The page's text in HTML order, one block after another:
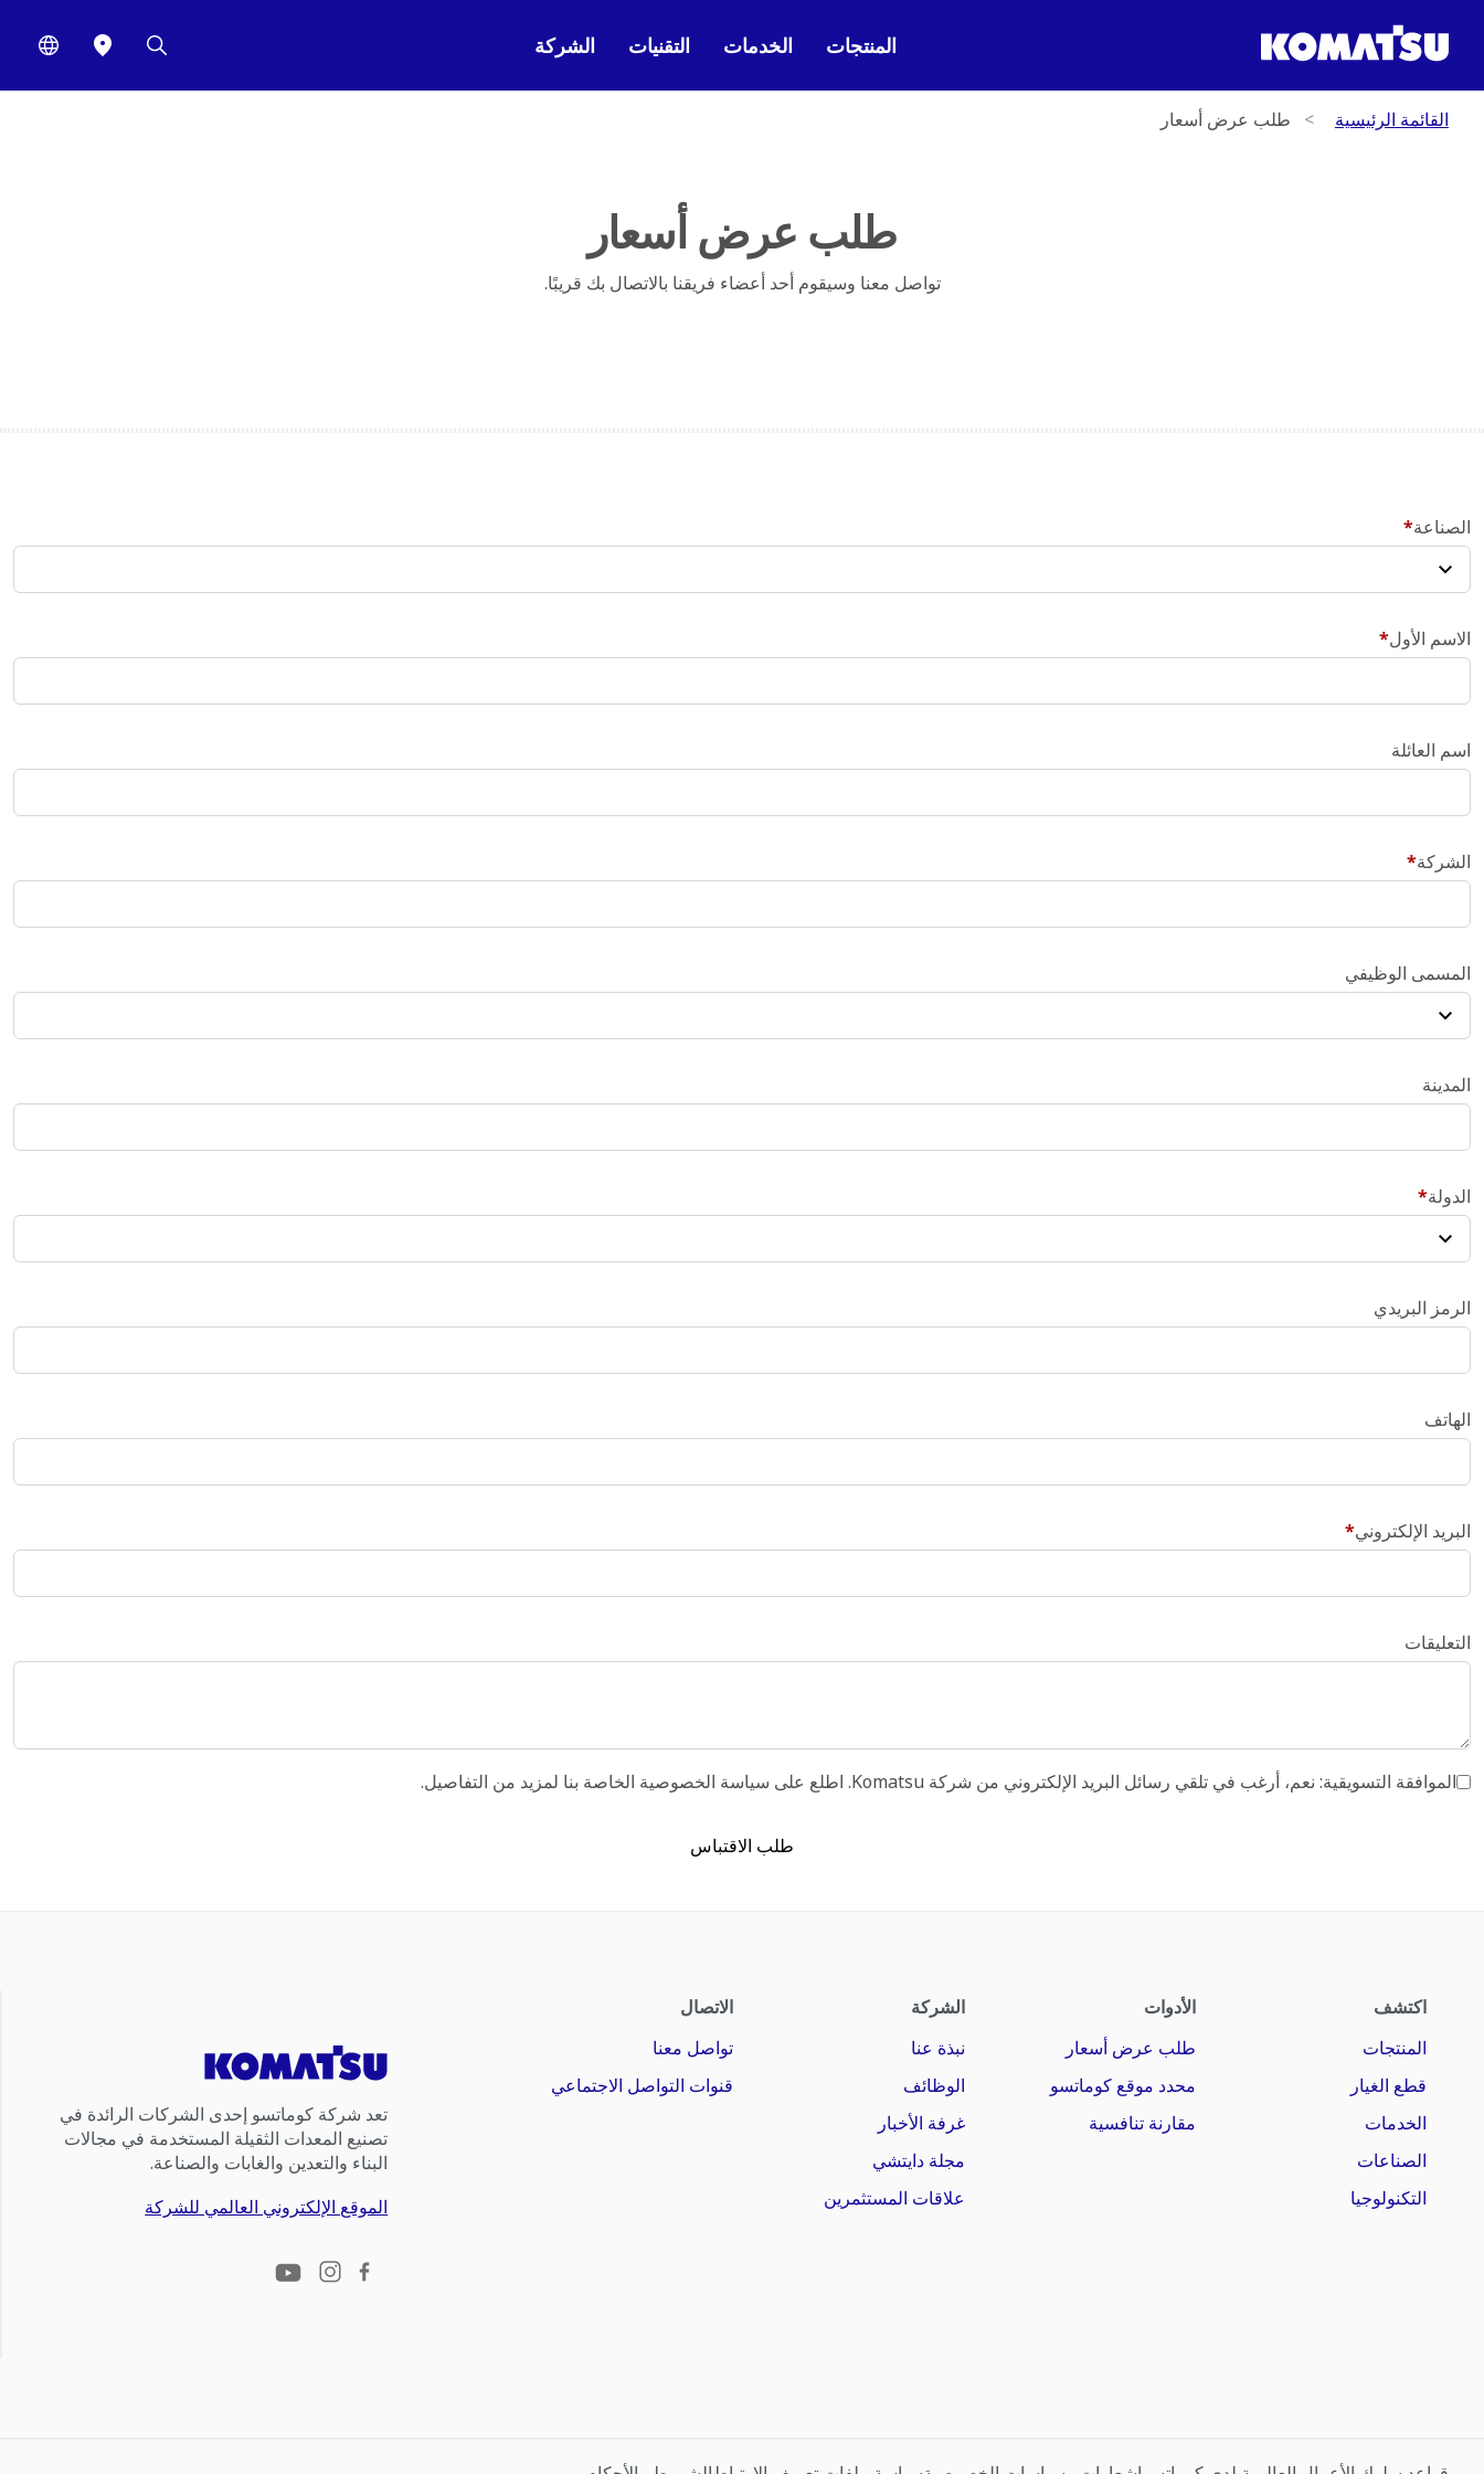
المنتجات الخدمات التقنيات الشركة
القائمة الرئيسية طلب عرض أسعار
طلب عرض أسعار
تواصل معنا وسيقوم أحد أعضاء فريقنا بالاتصال بك قريبًا.
الصناعة
الاسم الأول
اسم العائلة
الشركة
المسمى الوظيفي
المدينة
الدولة
الرمز البريدي
الهاتف
البريد الإلكتروني
التعليقات
الموافقة التسويقية: نعم، أرغب في تلقي رسائل البريد الإلكتروني من شركة Komatsu. اطلع على سياسة الخصوصية الخاصة بنا لمزيد من التفاصيل.
طلب الاقتباس
اكتشف
المنتجات
قطع الغيار
الخدمات
الصناعات
التكنولوجيا
الأدوات
طلب عرض أسعار
محدد موقع كوماتسو
مقارنة تنافسية
الشركة
نبذة عنا
الوظائف
غرفة الأخبار
مجلة دايتشي
علاقات المستثمرين
الاتصال
تواصل معنا
قنوات التواصل الاجتماعي
تعد شركة كوماتسو إحدى الشركات الرائدة في
تصنيع المعدات الثقيلة المستخدمة في مجالات
البناء والتعدين والغابات والصناعة.
الموقع الإلكتروني العالمي للشركة